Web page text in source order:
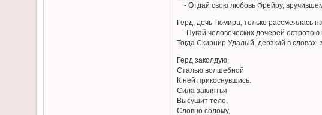
- Отдай свою любовь Фрейру,
Герд, дочь Гюмира, только рассмеялась
-Пугай человеческих дочерей остротою
Тогда Скирнир Удалый, дерзкий в
Герд заколдую,
Сталью волшебной
К ней прикоснувшись.
Сила заклятья
Высушит тело,
Словно солому,